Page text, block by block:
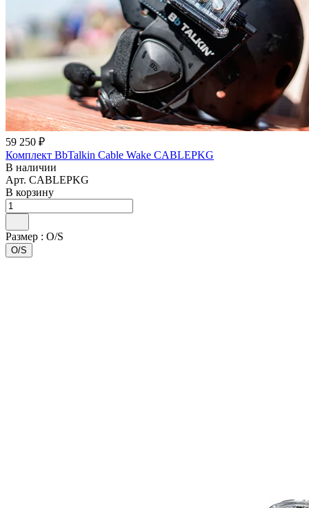
59 250 ₽
Комплект BbTalkin Cable Wake CABLEPKG
В наличии
Арт. CABLEPKG
В корзину
Размер : O/S
O/S